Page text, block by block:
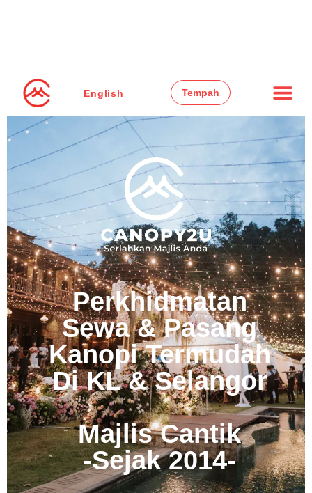
English Tempah
Perkhidmatan
Sewa & Pasang
Kanopi Termudah
Di KL & Selangor
Majlis Cantik
-Sejak 2014-